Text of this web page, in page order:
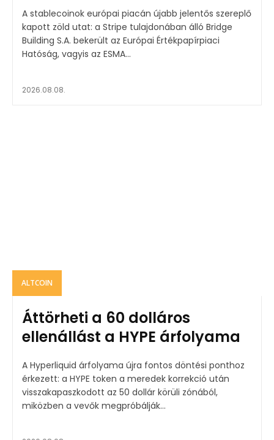
A stablecoinok európai piacán újabb jelentős szereplő
kapott zöld utat: a Stripe tulajdonában álló Bridge
Building S.A. bekerült az Európai Értékpapírpiaci
Hatóság, vagyis az ESMA...
2026.08.08.
ALTCOIN
Áttörheti a 60 dolláros
ellenállást a HYPE árfolyama
A Hyperliquid árfolyama újra fontos döntési ponthoz
érkezett: a HYPE token a meredek korrekció után
visszakapaszkodott az 50 dollár körüli zónából,
miközben a vevők megpróbálják...